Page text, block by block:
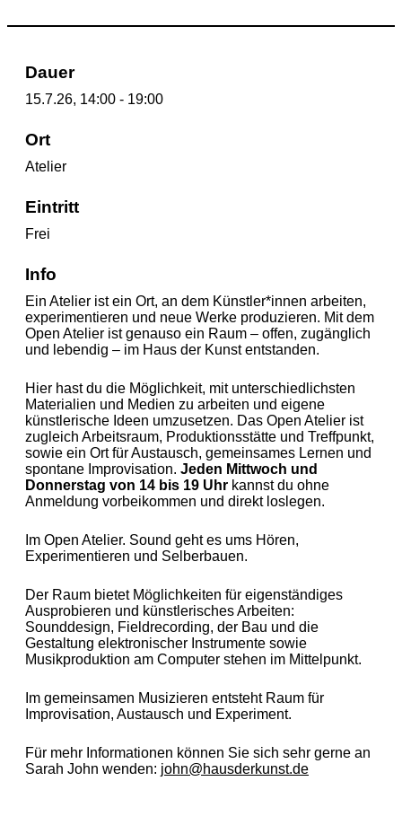
Dauer
15.7.26, 14:00 - 19:00
Ort
Atelier
Eintritt
Frei
Info
Ein Atelier ist ein Ort, an dem Künstler*innen arbeiten,
experimentieren und neue Werke produzieren. Mit dem
Open Atelier ist genauso ein Raum – offen, zugänglich
und lebendig – im Haus der Kunst entstanden.
Hier hast du die Möglichkeit, mit unterschiedlichsten
Materialien und Medien zu arbeiten und eigene
künstlerische Ideen umzusetzen. Das Open Atelier ist
zugleich Arbeitsraum, Produktionsstätte und Treffpunkt,
sowie ein Ort für Austausch, gemeinsames Lernen und
spontane Improvisation. Jeden Mittwoch und
Donnerstag von 14 bis 19 Uhr kannst du ohne
Anmeldung vorbeikommen und direkt loslegen.
Im Open Atelier. Sound geht es ums Hören,
Experimentieren und Selberbauen.
Der Raum bietet Möglichkeiten für eigenständiges
Ausprobieren und künstlerisches Arbeiten:
Sounddesign, Fieldrecording, der Bau und die
Gestaltung elektronischer Instrumente sowie
Musikproduktion am Computer stehen im Mittelpunkt.
Im gemeinsamen Musizieren entsteht Raum für
Improvisation, Austausch und Experiment.
Für mehr Informationen können Sie sich sehr gerne an
Sarah John wenden: john@hausderkunst.de